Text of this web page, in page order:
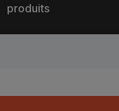
produits